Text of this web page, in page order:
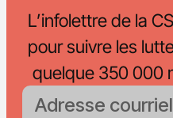
L’infolettre de la
pour suivre les
quelque 350 000